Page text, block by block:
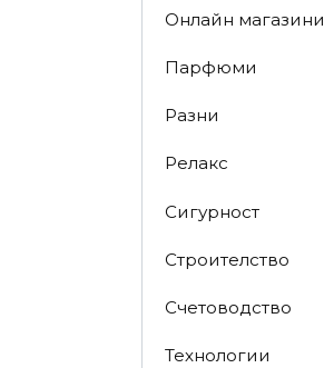
Онлайн магазини
Парфюми
Разни
Релакс
Сигурност
Строителство
Счетоводство
Технологии